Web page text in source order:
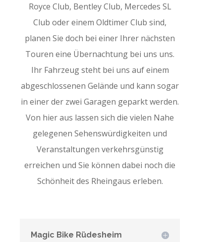
Royce Club, Bentley Club, Mercedes SL
Club oder einem Oldtimer Club sind,
planen Sie doch bei einer Ihrer nächsten
Touren eine Übernachtung bei uns uns.
Ihr Fahrzeug steht bei uns auf einem
abgeschlossenen Gelände und kann sogar
in einer der zwei Garagen geparkt werden.
Von hier aus lassen sich die vielen Nahe
gelegenen Sehenswürdigkeiten und
Veranstaltungen verkehrsgünstig
erreichen und Sie können dabei noch die
Schönheit des Rheingaus erleben.
Magic Bike Rüdesheim